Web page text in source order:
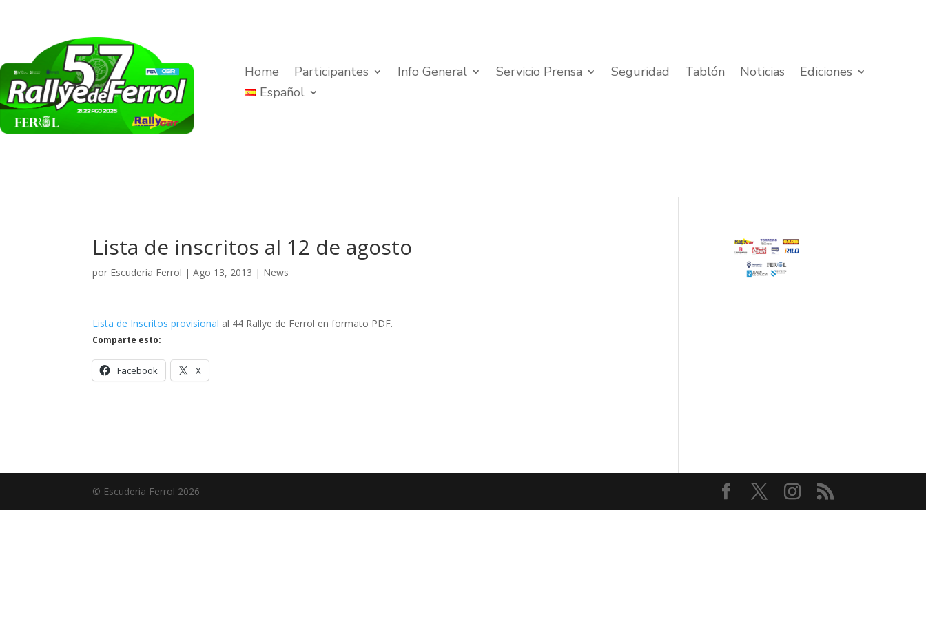
Home Participantes Info General Servicio Prensa Seguridad Tablón Noticias
Ediciones
Español
Lista de inscritos al 12 de agosto
por Escudería Ferrol |Ago 13, 2013 | News
Lista de Inscritos provisional al 44 Rallye de Ferrol en formato PDF.
Comparte esto:
Facebook X
© Escuderia Ferrol 2026